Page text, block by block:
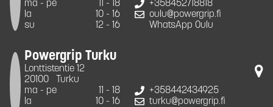
ma - pe
11 - 18
la
10 - 16
su
12 - 16
+358452718818
oulu@powergrip.fi
WhatsApp Oulu
Powergrip Turku
Lonttistentie 12
20100
Turku
ma - pe
11 - 18
la
10 - 16
+358442434925
turku@powergrip.fi